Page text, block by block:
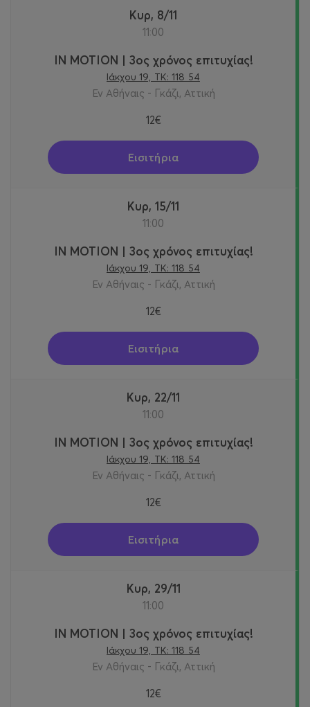
Κυρ, 8/11
11:00
IN MOTION | 3ος χρόνος επιτυχίας!
Ιάκχου 19, ΤΚ: 118 54
Εν Αθήναις - Γκάζι, Αττική
12€
Εισιτήρια
Κυρ, 15/11
11:00
IN MOTION | 3ος χρόνος επιτυχίας!
Ιάκχου 19, ΤΚ: 118 54
Εν Αθήναις - Γκάζι, Αττική
12€
Εισιτήρια
Κυρ, 22/11
11:00
IN MOTION | 3ος χρόνος επιτυχίας!
Ιάκχου 19, ΤΚ: 118 54
Εν Αθήναις - Γκάζι, Αττική
12€
Εισιτήρια
Κυρ, 29/11
11:00
IN MOTION | 3ος χρόνος επιτυχίας!
Ιάκχου 19, ΤΚ: 118 54
Εν Αθήναις - Γκάζι, Αττική
12€